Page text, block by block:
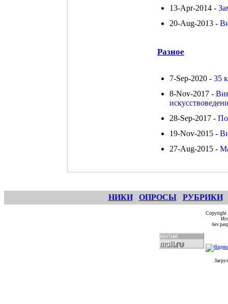
13-Apr-2014 -
20-Aug-2013 -
Разное
7-Sep-2020 - 35
8-Nov-2017 -
28-Sep-2017 -
19-Nov-2015 -
27-Aug-2015 -
НИКИ ОПРОСЫ РУБРИКИ
без